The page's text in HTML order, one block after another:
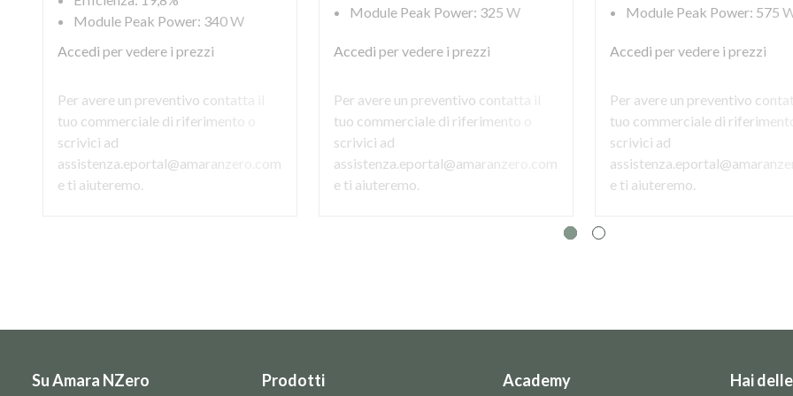
Module Peak Power: 340 W
Accedi per vedere i prezzi
Per avere un preventivo contatta il
tuo commerciale di riferimento o
scrivici ad
assistenza.eportal@amaranzero.com
e ti aiuteremo.
Module Peak Power: 325 W
Accedi per vedere i prezzi
Per avere un preventivo contatta il
tuo commerciale di riferimento o
scrivici ad
assistenza.eportal@amaranzero.com
e ti aiuteremo.
Module Peak Power: 575
Accedi per vedere i prezzi
Per avere un preventivo
tuo commerciale di riferimento
scrivici ad
e ti aiuteremo.
Su Amara NZero Prodotti Academy Hai